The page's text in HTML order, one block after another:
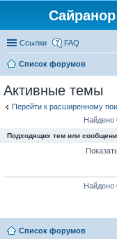
Ссылки FAQ
Список форумов
Активные темы
Перейти к расширенному
Найдено
Подходящих тем или
Найдено
Список форумов